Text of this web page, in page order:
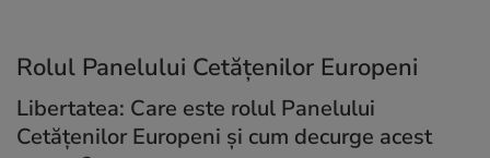
Rolul Panelului Cetățenilor Europeni
Libertatea: Care este rolul Panelului
Cetățenilor Europeni și cum decurge acest